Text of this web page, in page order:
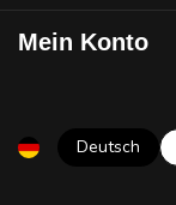
Mein Konto
Deutsch